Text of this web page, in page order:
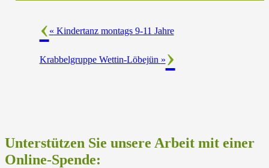
« Kindertanz montags 9-11 Jahre
Krabbelgruppe Wettin-Löbejün »
Unterstützen Sie unsere Arbeit mit einer
Online-Spende: